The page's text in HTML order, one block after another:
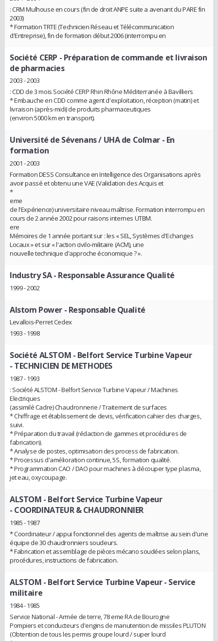
: CRM Mulhouse en cours (fin de droit ANPE suite a avenant du PARE fin
2003)
* Formation TRTE (Technicien Réseau et Télécommunication
d'Entreprise), fin de formation début 2006 (interrompu en
Société CERP - Préparation de commande et livraison
de pharmacies
2003 - 2003
: CDD de 3 mois Société CERP Rhin Rhône Méditerranée à Bavilliers
* Embauche en CDD comme agent d'exploitation, réception (matin) et
livraison (après-midi) de produits pharmaceutiques
(environ 5000 km en transport).
Université de Sévenans / UHA de Colmar - En
formation
2001 - 2003
Formation DESS Consultance en Intelligence des Organisations après
avoir passé et obtenu une VAE (Validation des Acquis et
*
eme
de l'Expérience) universitaire niveau maîtrise. Formation interrompu en
cours de 2 année 2002 pour raisons internes UTBM.
ere
Mémoires de 1 année portant sur : les « SEL, Systèmes d'Echanges
Locaux » et sur « l'action civilo-militaire (ACM), une
nouvelle technique d'approche économique ? ».
Industry SA- Responsable Assurance Qualité
1999 - 2002
Alstom Power- Responsable Qualité
Levallois-Perret Cedex
1993 - 1998
Société ALSTOM - Belfort Service Turbine Vapeur
- TECHNICIEN DE METHODES
1987 - 1993
: Société ALSTOM - Belfort Service Turbine Vapeur / Machines
Electriques
(assimilé Cadre) Chaudronnerie / Traitement de surfaces
* Chiffrage et établissement de devis, vérification cahier des charges,
suivi.
* Préparation du travail (rédaction de gammes et procédures de
fabrication).
* Analyse de postes, optimisation des process de fabrication.
* Processus d'amélioration continue, 5S, formation qualité.
* Programmation CAO / DAO pour machines à découper type plasma,
jet eau, oxycoupage.
ALSTOM - Belfort Service Turbine Vapeur
- COORDINATEUR & CHAUDRONNIER
1985 - 1987
* Coordinateur / appui fonctionnel des agents de maîtrise au sein d'une
équipe de 30 chaudronniers soudeurs.
* Fabrication et assemblage de pièces mécano soudées selon plans,
procédures, instructions de fabrication.
ALSTOM - Belfort Service Turbine Vapeur- Service
militaire
1984 - 1985
Service National - Armée de terre, 78 eme RA de Bourogne
Pompiers et conducteurs d'engins de manutention de missiles PLUTON
(Obtention de tous les permis groupe lourd / super lourd